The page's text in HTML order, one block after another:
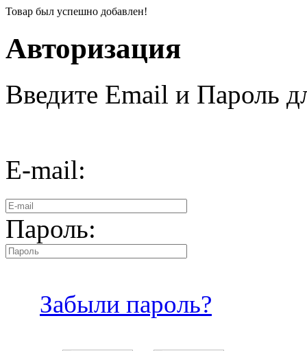
Товар был успешно добавлен!
Авторизация
Введите Email и Пароль
E-mail:
Пароль:
Забыли пароль?